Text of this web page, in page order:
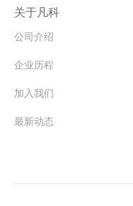
关于凡科
公司介绍
企业历程
加入我们
最新动态